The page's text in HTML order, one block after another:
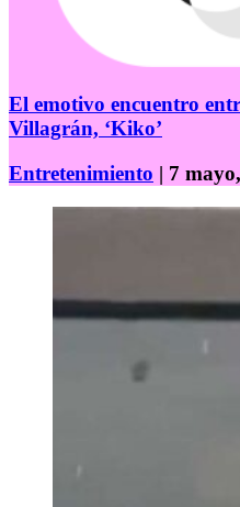
El emotivo encuentro
Villagrán, ‘Kiko’
Entretenimiento | 7